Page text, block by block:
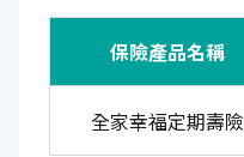
保險產品名稱
全家幸福定期壽險